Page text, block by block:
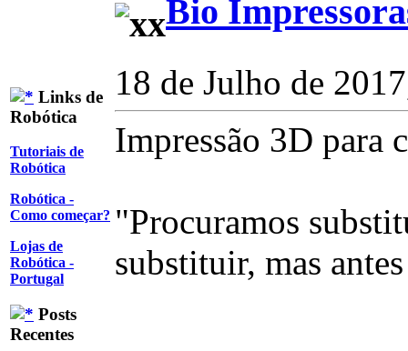
Links de
Robótica
Tutoriais de
Robótica
Robótica -
Como começar?
Lojas de
Robótica -
Portugal
Posts
Recentes
Bio
18 de Julho de
Impressão 3D para
"Procuramos
substituir, mas